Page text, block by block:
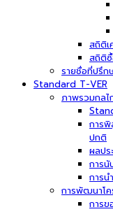
สถิติ
สถิติ
รายชื่อที่ปรึก
Standard T-VER
ภาพรวมกลไ
การพิ
ปกติ
ผลปร
การนั
การน
การพัฒนาโค
การข